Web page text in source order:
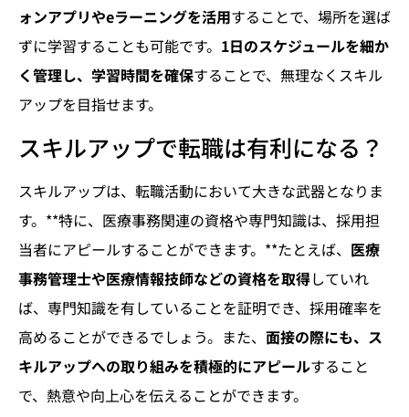
ォンアプリやeラーニングを活用することで、場所を選ば
ずに学習することも可能です。 1日のスケジュールを細か
く管理し、学習時間を確保することで、無理なくスキル
アップを目指せます。
スキルアップで転職は有利になる？
スキルアップは、転職活動において大きな武器となりま
す。**特に、医療事務関連の資格や専門知識は、採用担
当者にアピールすることができます。**たとえば、 医療
事務管理士や医療情報技師などの資格を取得していれ
ば、専門知識を有していることを証明でき、採用確率を
高めることができるでしょう。また、 面接の際にも、ス
キルアップへの取り組みを積極的にアピールすること
で、熱意や向上心を伝えることができます。